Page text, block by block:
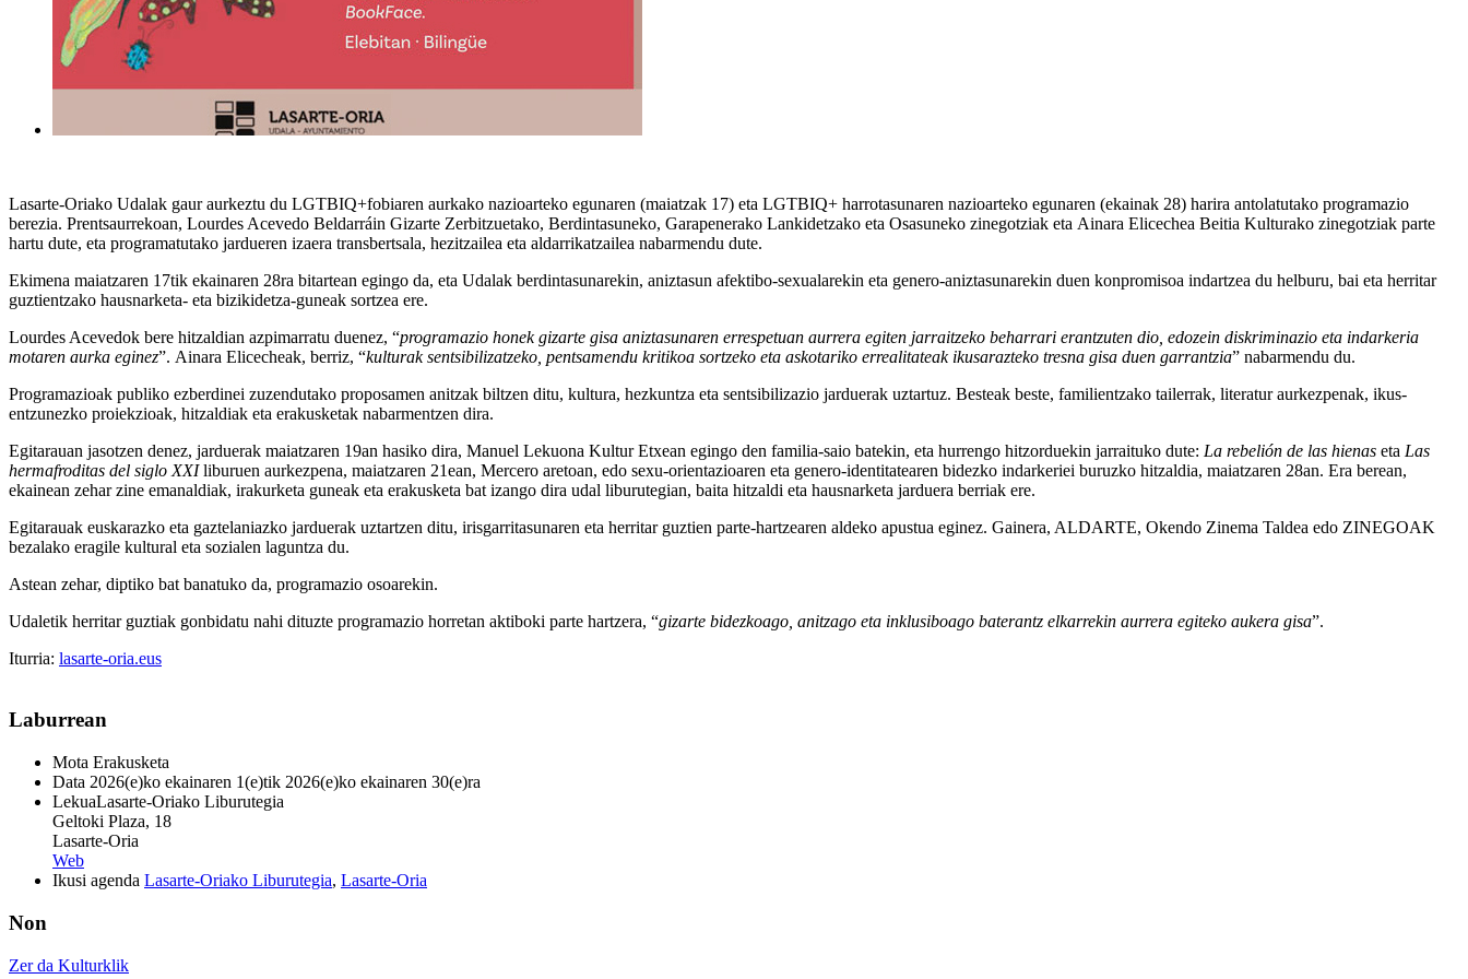
Lasarte-Oriako Udalak gaur aurkeztu du LGTBIQ+fobiaren aurkako nazioarteko egunaren (maiatzak 17) eta LGTBIQ+ harrotasunaren nazioarteko egunaren (ekainak 28) harira antolatutako programazio
berezia. Prentsaurrekoan, Lourdes Acevedo Beldarráin Gizarte Zerbitzuetako, Berdintasuneko, Garapenerako Lankidetzako eta Osasuneko zinegotziak eta Ainara Elicechea Beitia Kulturako zinegotziak parte
hartu dute, eta programatutako jardueren izaera transbertsala, hezitzailea eta aldarrikatzailea nabarmendu dute.
Ekimena maiatzaren 17tik ekainaren 28ra bitartean egingo da, eta Udalak berdintasunarekin, aniztasun afektibo-sexualarekin eta genero-aniztasunarekin duen konpromisoa indartzea du helburu, bai eta herritar
guztientzako hausnarketa- eta bizikidetza-guneak sortzea ere.
Lourdes Acevedok bere hitzaldian azpimarratu duenez, “programazio honek gizarte gisa aniztasunaren errespetuan aurrera egiten jarraitzeko beharrari erantzuten dio, edozein diskriminazio eta indarkeria
motaren aurka eginez”. Ainara Elicecheak, berriz, “kulturak sentsibilizatzeko, pentsamendu kritikoa sortzeko eta askotariko errealitateak ikusarazteko tresna gisa duen garrantzia” nabarmendu du.
Programazioak publiko ezberdinei zuzendutako proposamen anitzak biltzen ditu, kultura, hezkuntza eta sentsibilizazio jarduerak uztartuz. Besteak beste, familientzako tailerrak, literatur aurkezpenak, ikus-
entzunezko proiekzioak, hitzaldiak eta erakusketak nabarmentzen dira.
Egitarauan jasotzen denez, jarduerak maiatzaren 19an hasiko dira, Manuel Lekuona Kultur Etxean egingo den familia-saio batekin, eta hurrengo hitzorduekin jarraituko dute: La rebelión de las hienas eta Las
hermafroditas del siglo XXIliburuen aurkezpena, maiatzaren 21ean, Mercero aretoan, edo sexu-orientazioaren eta genero-identitatearen bidezko indarkeriei buruzko hitzaldia, maiatzaren 28an. Era berean,
ekainean zehar zine emanaldiak, irakurketa guneak eta erakusketa bat izango dira udal liburutegian, baita hitzaldi eta hausnarketa jarduera berriak ere.
Egitarauak euskarazko eta gaztelaniazko jarduerak uztartzen ditu, irisgarritasunaren eta herritar guztien parte-hartzearen aldeko apustua eginez. Gainera, ALDARTE, Okendo Zinema Taldea edo ZINEGOAK
bezalako eragile kultural eta sozialen laguntza du.
Astean zehar, diptiko bat banatuko da, programazio osoarekin.
Udaletik herritar guztiak gonbidatu nahi dituzte programazio horretan aktiboki parte hartzera, “gizarte bidezkoago, anitzago eta inklusiboago baterantz elkarrekin aurrera egiteko aukera gisa”.
Iturria: lasarte-oria.eus
Laburrean
Mota Erakusketa
Data 2026(e)ko ekainaren 1(e)tik 2026(e)ko ekainaren 30(e)ra
LekuaLasarte-Oriako Liburutegia
Geltoki Plaza, 18
Lasarte-Oria
Web
Ikusi agenda Lasarte-Oriako Liburutegia, Lasarte-Oria
Non
Zer da Kulturklik